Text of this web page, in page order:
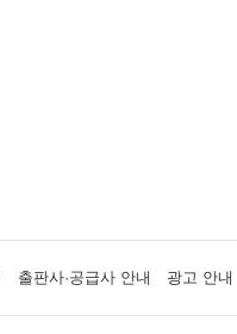
출판사·공급사 안내 광고 안내